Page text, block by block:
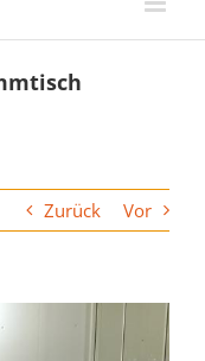
Zurück Vor